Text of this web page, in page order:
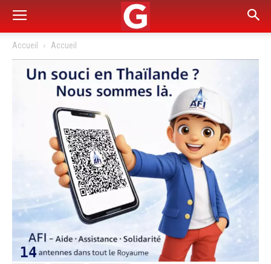
Accueil Accueil